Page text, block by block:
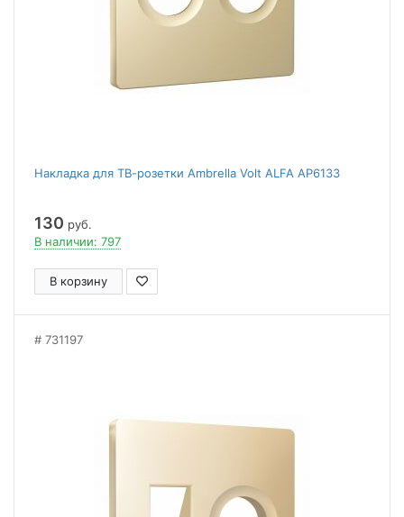
Накладка для ТВ-розетки Ambrella Volt ALFA AP6133
130 руб.
В наличии: 797
В корзину
731197